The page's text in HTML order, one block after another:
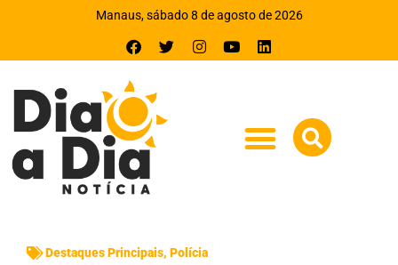
Manaus, sábado 8 de agosto de 2026
Destaques Principais, Polícia